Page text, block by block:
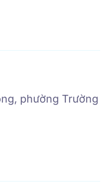
phường Trường